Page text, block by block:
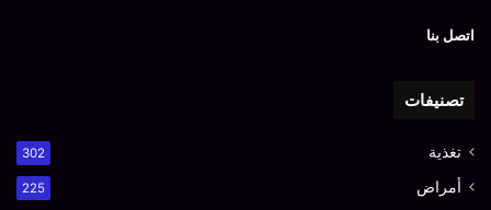
اتصل بنا
تصنيفات
تغذية 302
أمراض 225